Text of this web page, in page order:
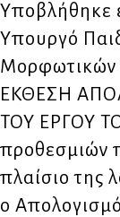
Υποβλήθηκε
Υπουργό
Μορφωτικών
ΕΚΘΕΣΗ
ΤΟΥ ΕΡΓΟΥ
προθεσμιών
πλαίσιο της
ο